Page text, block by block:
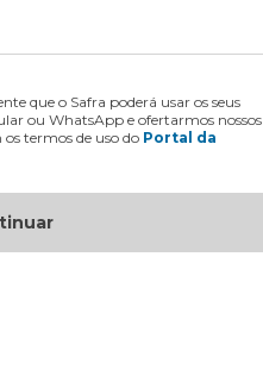
que o Safra poderá usar os seus
ou WhatsApp e ofertarmos nossos
termos de uso do Portal da